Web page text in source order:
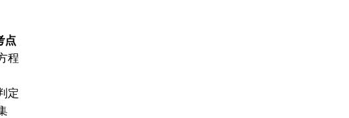
点
程
定